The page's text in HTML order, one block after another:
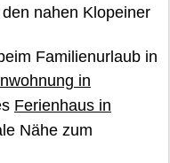
nahen Klopeiner
Familienurlaub in
in
Ferienhaus in
Nähe zum